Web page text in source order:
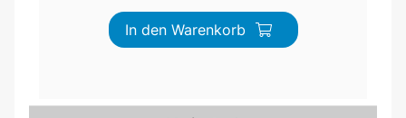
In den Warenkorb